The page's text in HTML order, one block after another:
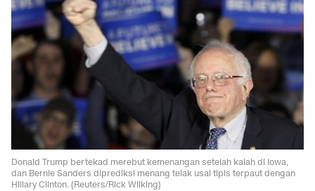
Donald Trump bertekad merebut kemenangan setelah kalah di Iowa,
dan Bernie Sanders diprediksi menang telak usai tipis terpaut dengan
Hillary Clinton. (Reuters/Rick Wilking)